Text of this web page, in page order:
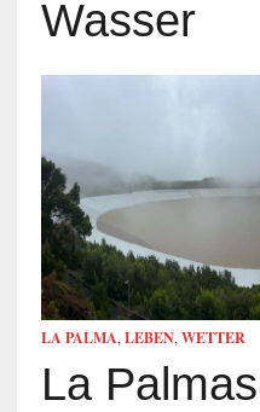
Wasser
LA PALMA, LEBEN, WETTER
La